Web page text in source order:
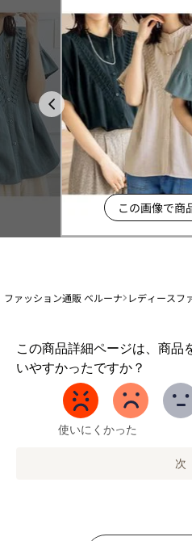
この画像で商
ファッション通販 ベルーナ レディースフ
この商品詳細ページは、商品
いやすかったですか？
1
か
使いにくかった
次